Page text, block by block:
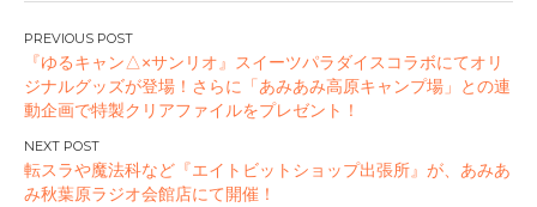
投
稿
ナ
ビ
ゲ
ー
『ゆるキャン△×サンリオ』スイーツパラダイスコラボにてオリ
ジナルグッズが登場！さらに「あみあみ高原キャンプ場」との連
動企画で特製クリアファイルをプレゼント！
転スラや魔法科など『エイトビットショップ出張所』が、あみあ
み秋葉原ラジオ会館店にて開催！